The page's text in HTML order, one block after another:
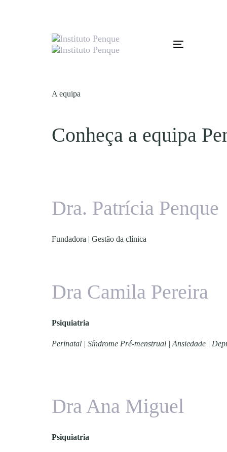
navigation
Toggle
A equipa
Conheça a equipa
Dra. Patrícia Penque
Fundadora | Gestão da clínica
Dra Camila Pereira
Psiquiatria
Perinatal | Síndrome Pré-menstrual | Ansiedade |
Dra Ana Miguel
Psiquiatria